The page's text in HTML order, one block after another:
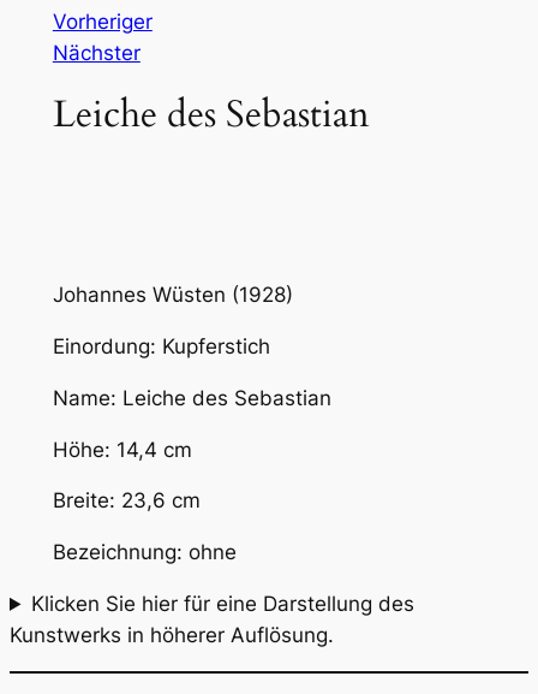
Vorheriger
Nächster
Leiche des Sebastian
Johannes Wüsten (1928)
Einordung: Kupferstich
Name: Leiche des Sebastian
Höhe: 14,4 cm
Breite: 23,6 cm
Bezeichnung: ohne
Klicken Sie hier für eine Darstellung des
Kunstwerks in höherer Auflösung.